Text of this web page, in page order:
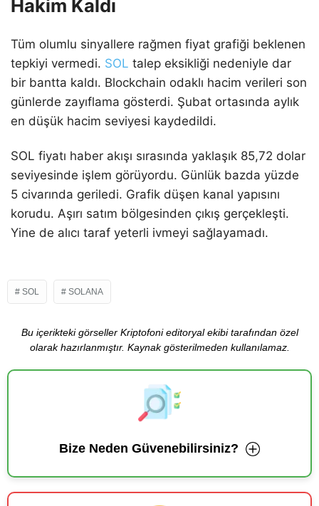
Hakim Kaldı
Tüm olumlu sinyallere rağmen fiyat grafiği beklenen
tepkiyi vermedi. SOL talep eksikliği nedeniyle dar
bir bantta kaldı. Blockchain odaklı hacim verileri son
günlerde zayıflama gösterdi. Şubat ortasında aylık
en düşük hacim seviyesi kaydedildi.
SOL fiyatı haber akışı sırasında yaklaşık 85,72 dolar
seviyesinde işlem görüyordu. Günlük bazda yüzde
5 civarında geriledi. Grafik düşen kanal yapısını
korudu. Aşırı satım bölgesinden çıkış gerçekleşti.
Yine de alıcı taraf yeterli ivmeyi sağlayamadı.
SOL SOLANA
Bu içerikteki görseller Kriptofoni editoryal ekibi tarafından özel
olarak hazırlanmıştır. Kaynak gösterilmeden kullanılamaz.
Bize Neden Güvenebilirsiniz?